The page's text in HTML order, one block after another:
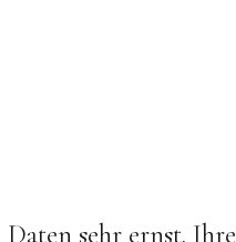
sehr ernst. Ihre